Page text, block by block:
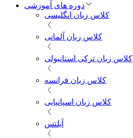
دوره های آموزشی
کلاس زبان انگلیسی
کلاس زبان آلمانی
کلاس زبان ترکی استانبولی
کلاس زبان فرانسه
کلاس زبان اسپانیایی
آیلتس